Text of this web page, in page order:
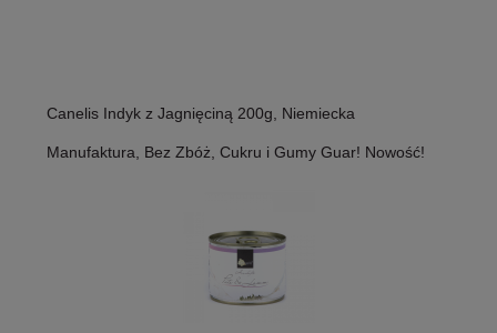
Canelis Indyk z Jagnięciną 200g, Niemiecka
Manufaktura, Bez Zbóż, Cukru i Gumy Guar! Nowość!